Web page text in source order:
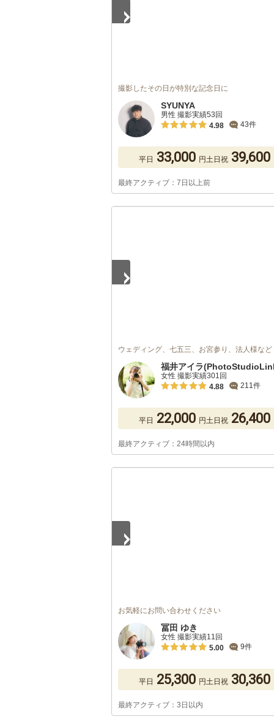
撮影したその日が特別な記念日に
SYUNYA
男性 撮影実績53回
4.98
43件
平日 33,000 円土日祝 39,600
最終アクティブ：7日以上前
ウェディング、七五三、お宮参り、法人様など
福井アイラ
女性 撮影実績301回
4.88
211件
平日 22,000 円土日祝 26,400
最終アクティブ：24時間以内
お気軽にお問い合わせください
冨田 ゆき
女性 撮影実績11回
5.00
9件
平日 25,300 円土日祝 30,360
最終アクティブ：3日以内